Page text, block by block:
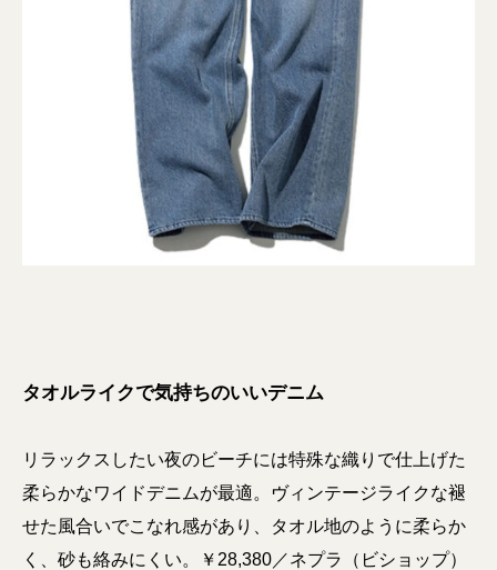
タオルライクで気持ちのいいデニム
リラックスしたい夜のビーチには特殊な織りで仕上げた
柔らかなワイドデニムが最適。ヴィンテージライクな褪
せた風合いでこなれ感があり、タオル地のように柔らか
く、砂も絡みにくい。￥28,380／ネプラ（ビショップ）